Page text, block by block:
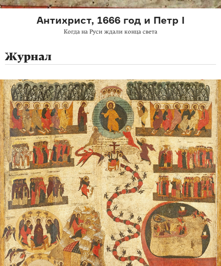
Антихрист, 1666 год и Петр I
Когда на Руси ждали конца света
Журнал